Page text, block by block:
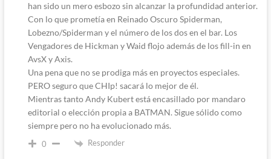
han sido un mero esbozo sin alcanzar la profundidad anterior.
Con lo que prometía en Reinado Oscuro Spiderman,
Lobezno/Spiderman y el número de los dos en el bar. Los
Vengadores de Hickman y Waid flojo además de los fill-in en
AvsX y Axis.
Una pena que no se prodiga más en proyectos especiales.
PERO seguro que CHIp! sacará lo mejor de él.
Mientras tanto Andy Kubert está encasillado por mandaro
editorial o elección propia a BATMAN. Sigue sólido como
siempre pero no ha evolucionado más.
0 Responder